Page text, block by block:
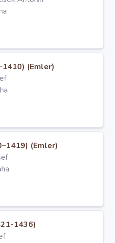
(Emler)
(Emler)
1436)